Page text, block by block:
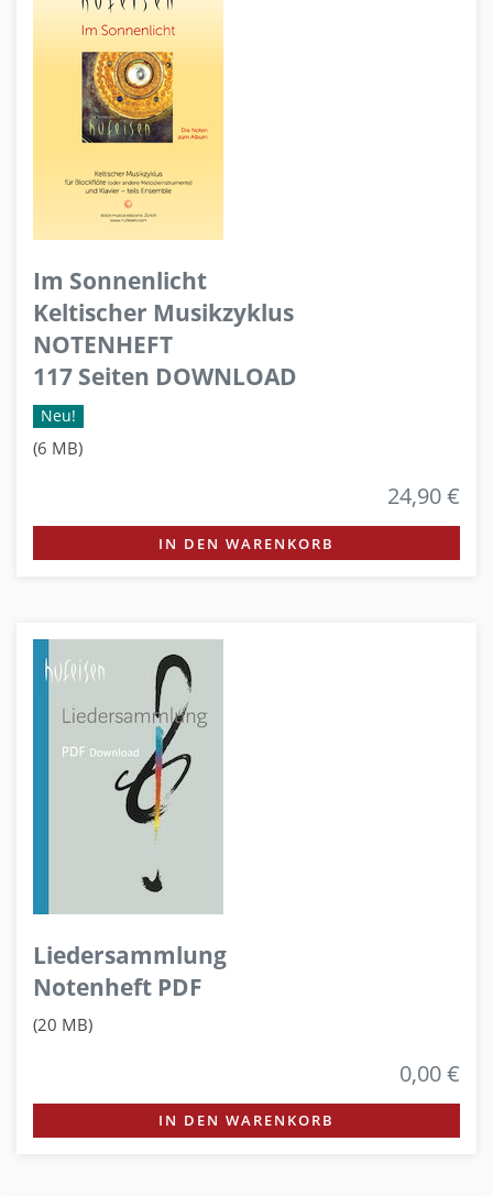
Im Sonnenlicht
Keltischer Musikzyklus
NOTENHEFT
117 Seiten DOWNLOAD
Neu!
(6 MB)
24,90 €
IN DEN WARENKORB
Liedersammlung
Notenheft PDF
(20 MB)
0,00 €
IN DEN WARENKORB